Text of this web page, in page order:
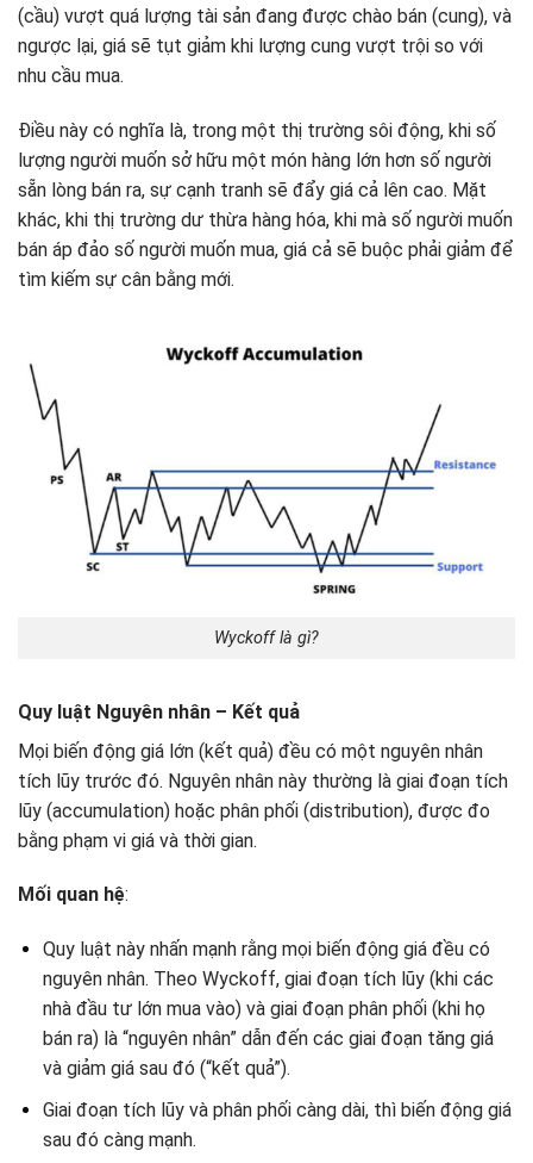
(cầu) vượt quá lượng tài sản đang được chào bán (cung), và
ngược lại, giá sẽ tụt giảm khi lượng cung vượt trội so với
nhu cầu mua.
Điều này có nghĩa là, trong một thị trường sôi động, khi số
lượng người muốn sở hữu một món hàng lớn hơn số người
sẵn lòng bán ra, sự cạnh tranh sẽ đẩy giá cả lên cao. Mặt
khác, khi thị trường dư thừa hàng hóa, khi mà số người muốn
bán áp đảo số người muốn mua, giá cả sẽ buộc phải giảm để
tìm kiếm sự cân bằng mới.
Wyckoff là gì?
Quy luật Nguyên nhân – Kết quả
Mọi biến động giá lớn (kết quả) đều có một nguyên nhân
tích lũy trước đó. Nguyên nhân này thường là giai đoạn tích
lũy (accumulation) hoặc phân phối (distribution), được đo
bằng phạm vi giá và thời gian.
Mối quan hệ:
Quy luật này nhấn mạnh rằng mọi biến động giá đều có
nguyên nhân. Theo Wyckoff, giai đoạn tích lũy (khi các
nhà đầu tư lớn mua vào) và giai đoạn phân phối (khi họ
bán ra) là “nguyên nhân” dẫn đến các giai đoạn tăng giá
và giảm giá sau đó (“kết quả”).
Giai đoạn tích lũy và phân phối càng dài, thì biến động giá
sau đó càng mạnh.